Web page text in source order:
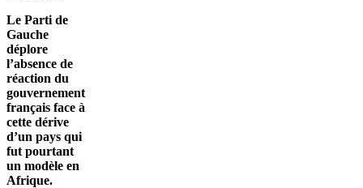
Le Parti de
Gauche
déplore
l’absence de
réaction du
gouvernement
français face à
cette dérive
d’un pays qui
fut pourtant
un modèle en
Afrique.